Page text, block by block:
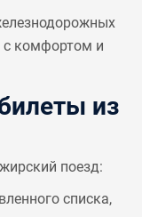
с комфортом и
из
поезд:
списка,